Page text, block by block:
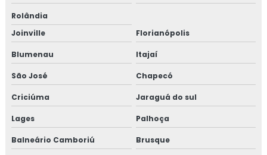
Rolândia
Joinville
Florianópolis
Blumenau Itajaí
São José Chapecó
Criciúma Jaraguá do sul
Lages Palhoça
Balneário Camboriú Brusque